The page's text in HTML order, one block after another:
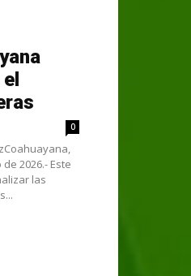
0
2026.- Este
las